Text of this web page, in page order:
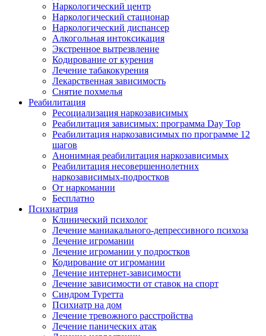
Наркологический центр
Наркологический стационар
Наркологический диспансер
Алкогольная интоксикация
Экстренное вытрезвление
Кодирование от курения
Лечение табакокурения
Лекарственная зависимость
Снятие похмелья
Реабилитация
Ресоциализация наркозависимых
Реабилитация зависимых: программа Day Top
Реабилитация наркозависимых по программе 12
шагов
Анонимная реабилитация наркозависимых
Реабилитация несовершеннолетних
наркозависимых-подростков
От наркомании
Бесплатно
Психиатрия
Клинический психолог
Лечение маниакального-депрессивного психоза
Лечение игромании
Лечение игромании у подростков
Кодирование от игромании
Лечение интернет-зависимости
Лечение зависимости от ставок на спорт
Синдром Туретта
Психиатр на дом
Лечение тревожного расстройства
Лечение панических атак